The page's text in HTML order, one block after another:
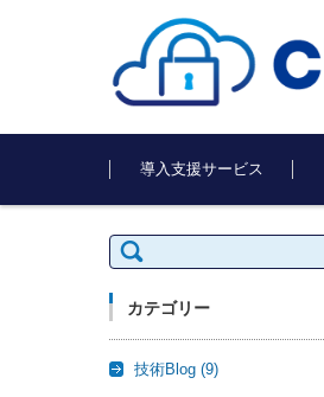
コンテンツに移動
導入支援サービス
検
索:
カテゴリー
技術Blog (9)